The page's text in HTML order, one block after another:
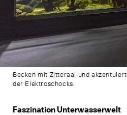
Becken mit Zitteraal und
der Elektroschocks.
Faszination Unterwasserwelt